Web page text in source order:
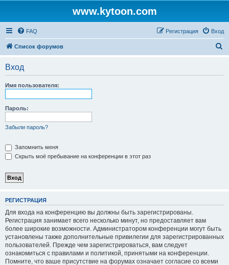
www.kytoon.com
FAQ Вход
Регистрация
Список форумов
Вход
Имя пользователя:
Пароль:
Забыли пароль?
Запомнить меня
Скрыть моё пребывание на конференции в этот раз
РЕГИСТРАЦИЯ
Для входа на конференцию вы должны быть зарегистрированы.
Регистрация занимает всего несколько минут, но предоставляет вам
более широкие возможности. Администратором конференции могут быть
установлены также дополнительные привилегии для зарегистрированных
пользователей. Прежде чем зарегистрироваться, вам следует
ознакомиться с правилами и политикой, принятыми на конференции.
Помните, что ваше присутствие на форумах означает согласие со всеми